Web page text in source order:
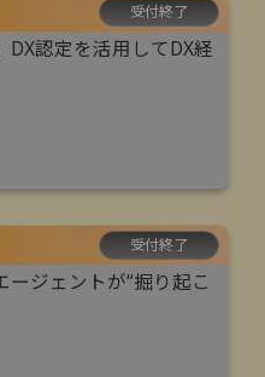
受付終了
認定を活用してDX経
受付終了
ジェントが“掘り起こ